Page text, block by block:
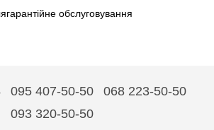
обслуговування
095 407-50-50
068 223-50-50
093 320-50-50